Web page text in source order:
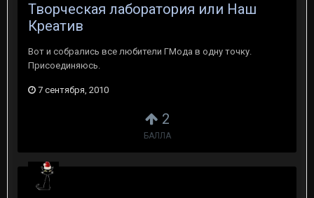
2
БАЛЛА
Творческая лаборатория или Наш
Креатив
Вот и собрались все любители ГМода в одну точку.
Присоединяюсь.
7 сентября, 2010